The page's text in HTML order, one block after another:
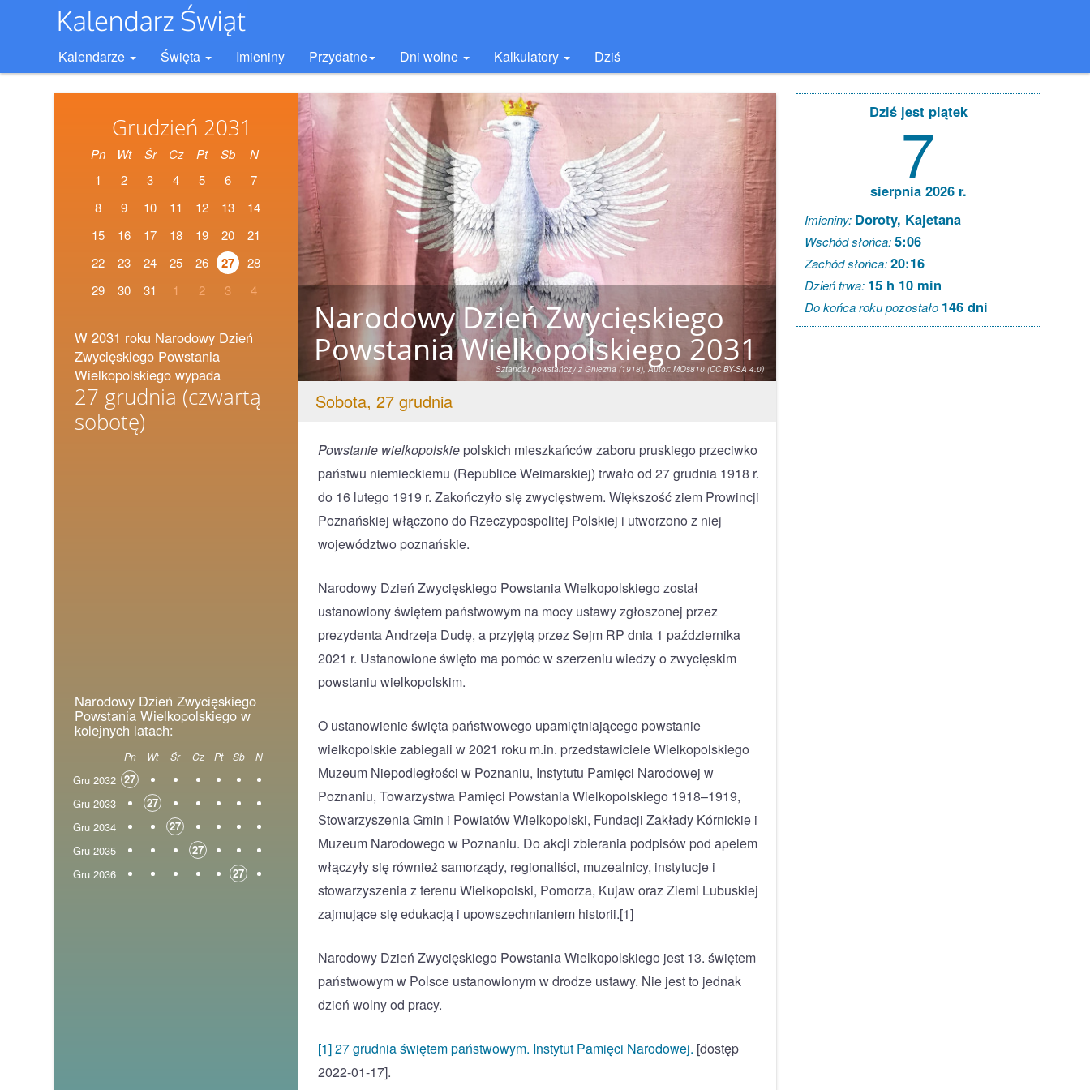
Kalendarze Święta Imieniny Przydatne Dni wolne Kalkulatory Dziś
Grudzień 2031
Pn Wt Śr Cz Pt Sb
N
1
2 3 4 5 6
7
8
9 10 11 12 13
14
15
16 17 18 19 20
21
22
23 24 25 26 27
28
29
30 31 1 2 3 4
W 2031 roku Narodowy Dzień
Zwycięskiego Powstania
Wielkopolskiego wypada
27 grudnia (czwartą
sobotę)
Narodowy Dzień Zwycięskiego
Powstania Wielkopolskiego w
kolejnych latach:
Pn Wt Śr Cz Pt Sb N
Gru 2032 27
Gru 2033
27
Gru 2034
27
Gru 2035
27
Gru 2036
27
Narodowy Dzień Zwycięskiego
Powstania Wielkopolskiego 2031
Sobota, 27 grudnia
Sztandar powstańczy z Gniezna (1918), Autor: MOs810 (CC BY-SA 4.0)
Powstanie wielkopolskie polskich mieszkańców zaboru pruskiego przeciwko
państwu niemieckiemu (Republice Weimarskiej) trwało od 27 grudnia 1918 r.
do 16 lutego 1919 r. Zakończyło się zwycięstwem. Większość ziem Prowincji
Poznańskiej włączono do Rzeczypospolitej Polskiej i utworzono z niej
województwo poznańskie.
Narodowy Dzień Zwycięskiego Powstania Wielkopolskiego został
ustanowiony świętem państwowym na mocy ustawy zgłoszonej przez
prezydenta Andrzeja Dudę, a przyjętą przez Sejm RP dnia 1 października
2021 r. Ustanowione święto ma pomóc w szerzeniu wiedzy o zwycięskim
powstaniu wielkopolskim.
O ustanowienie święta państwowego upamiętniającego powstanie
wielkopolskie zabiegali w 2021 roku m.in. przedstawiciele Wielkopolskiego
Muzeum Niepodległości w Poznaniu, Instytutu Pamięci Narodowej w
Poznaniu, Towarzystwa Pamięci Powstania Wielkopolskiego 1918–1919,
Stowarzyszenia Gmin i Powiatów Wielkopolski, Fundacji Zakłady Kórnickie i
Muzeum Narodowego w Poznaniu. Do akcji zbierania podpisów pod apelem
włączyły się również samorządy, regionaliści, muzealnicy, instytucje i
stowarzyszenia z terenu Wielkopolski, Pomorza, Kujaw oraz Ziemi Lubuskiej
zajmujące się edukacją i upowszechnianiem historii.[1]
Narodowy Dzień Zwycięskiego Powstania Wielkopolskiego jest 13. świętem
państwowym w Polsce ustanowionym w drodze ustawy. Nie jest to jednak
dzień wolny od pracy.
[1] 27 grudnia świętem państwowym. Instytut Pamięci Narodowej. [dostęp
2022-01-17].
Dziś jest piątek
7
sierpnia 2026 r.
Imieniny: Doroty, Kajetana
Wschód słońca:5:06
Zachód słońca:20:16
Dzień trwa: 15 h 10 min
Do końca roku pozostało 146 dni